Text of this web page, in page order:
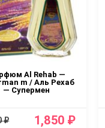
Al Rehab —
m / Аль Рехаб
— Супермен
₽ 1,850 ₽